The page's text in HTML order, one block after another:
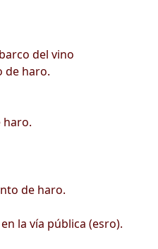
del vino
de haro.
haro.
de haro.
la vía pública (esro).